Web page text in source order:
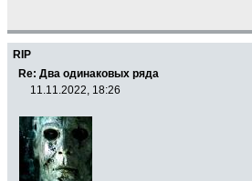
RIP
Re: Два одинаковых ряда
11.11.2022, 18:26